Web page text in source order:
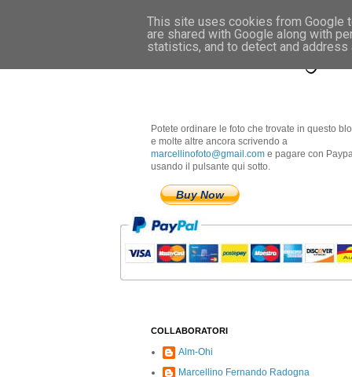
Marcellino
Potete ordinare le foto che trovate in questo
e molte altre ancora scrivendo a
marcellinofoto@gmail.com e pagare con
usando il pulsante qui sotto.
Buy Now
COLLABORATORI
Alm-Ohi
Marcellino Fernando Radogna
This site uses cookies from Google
are shared with Google along with
statistics, and to detect and address